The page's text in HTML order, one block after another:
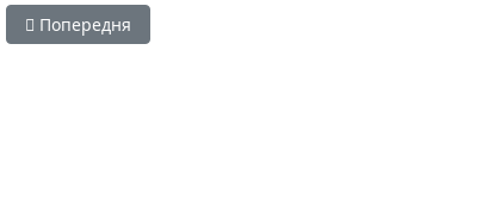
Попередня стаття: Е.С. Бхактивайбхава Свами — Как я
Попередня